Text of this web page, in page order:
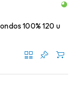
100% 120 u